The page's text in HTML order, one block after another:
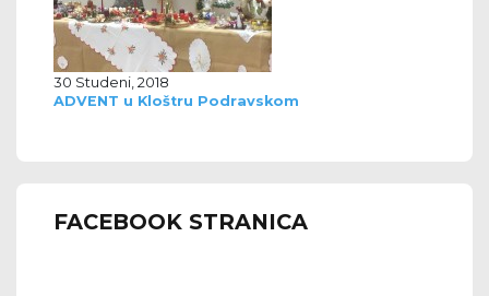
30 Studeni, 2018
ADVENT u Kloštru Podravskom
FACEBOOK STRANICA